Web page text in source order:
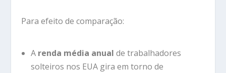
Para efeito de comparação:
A renda média anual de trabalhadores
solteiros nos EUA gira em torno de